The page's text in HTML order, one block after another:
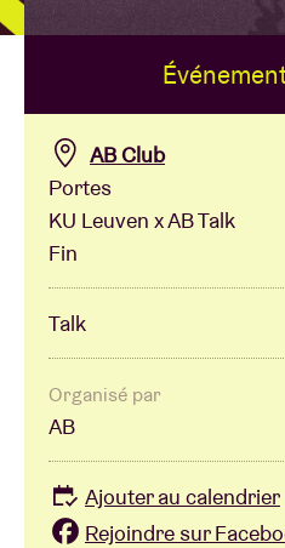
Location de salles
BRDCST
ABtv
Chèque-concert
À propos de l'AB
Contact
AB Club
Portes
KU Leuven x AB Talk
Fin
Talk
Organisé par
AB
Ajouter au calendrier
Rejoindre sur